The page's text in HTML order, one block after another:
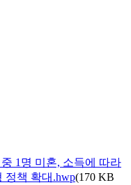
1명 미혼, 소득에 따라
정책 확대.hwp(170 KB